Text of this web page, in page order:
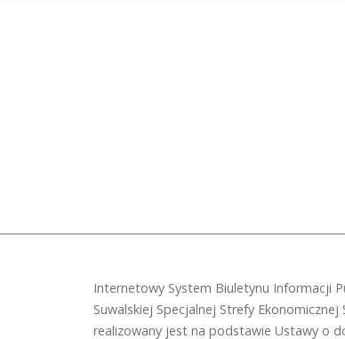
Internetowy System Biuletynu Informacji
Suwalskiej Specjalnej Strefy Ekonomicznej
realizowany jest na podstawie Ustawy o